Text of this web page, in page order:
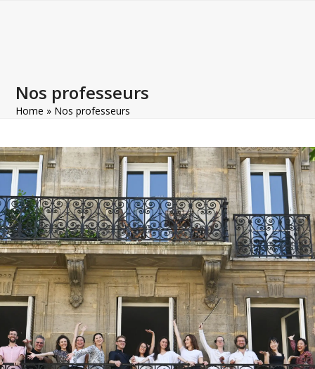
Nos professeurs
Home » Nos professeurs